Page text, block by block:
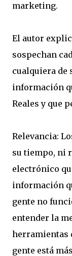
marketing.
El autor
sospechan
cualquiera de
información
Reales y que
Relevancia:
su tiempo, ni
electrónico
información
gente no
entender la
herramientas
gente está